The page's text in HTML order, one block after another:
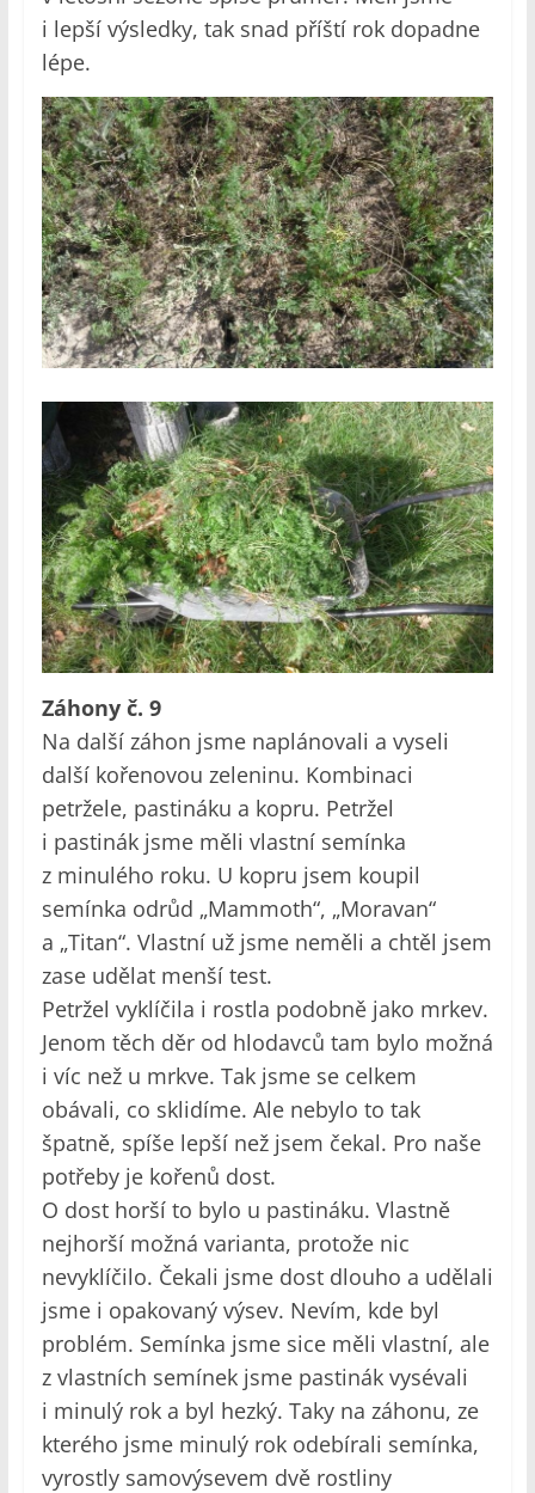
i lepší výsledky, tak snad příští rok dopadne
lépe.
Záhony č. 9
Na další záhon jsme naplánovali a vyseli
další kořenovou zeleninu. Kombinaci
petržele, pastináku a kopru. Petržel
i pastinák jsme měli vlastní semínka
z minulého roku. U kopru jsem koupil
semínka odrůd „Mammoth“, „Moravan“
a „Titan“. Vlastní už jsme neměli a chtěl jsem
zase udělat menší test.
Petržel vyklíčila i rostla podobně jako mrkev.
Jenom těch děr od hlodavců tam bylo možná
i víc než u mrkve. Tak jsme se celkem
obávali, co sklidíme. Ale nebylo to tak
špatně, spíše lepší než jsem čekal. Pro naše
potřeby je kořenů dost.
O dost horší to bylo u pastináku. Vlastně
nejhorší možná varianta, protože nic
nevyklíčilo. Čekali jsme dost dlouho a udělali
jsme i opakovaný výsev. Nevím, kde byl
problém. Semínka jsme sice měli vlastní, ale
z vlastních semínek jsme pastinák vysévali
i minulý rok a byl hezký. Taky na záhonu, ze
kterého jsme minulý rok odebírali semínka,
vyrostly samovýsevem dvě rostliny